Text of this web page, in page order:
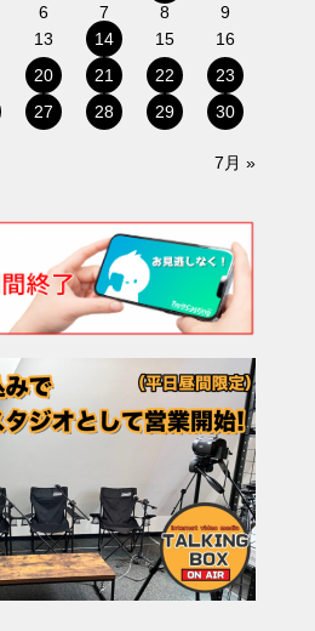
6 7 8
9
13 14 15
16
20 21 22
23
27 28 29 30
7月 »